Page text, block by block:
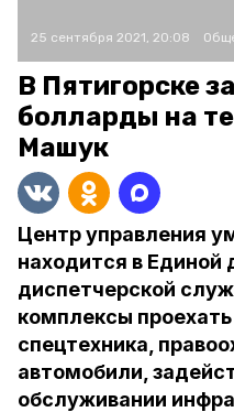
25 сентября 2021, 20:08
В Пятигорске
болларды на
Машук
Центр управления
находится в Единой
диспетчерской
комплексы
спецтехника,
автомобили,
обслуживании